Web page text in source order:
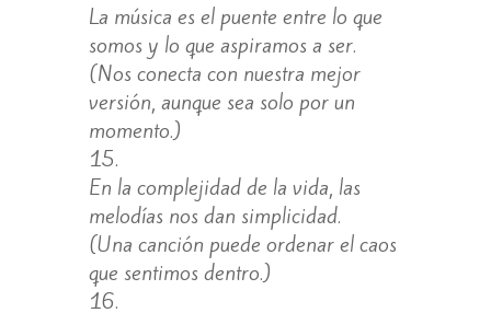
La música es el puente entre lo que
somos y lo que aspiramos a ser.
(Nos conecta con nuestra mejor
versión, aunque sea solo por un
momento.)
En la complejidad de la vida, las
melodías nos dan simplicidad.
(Una canción puede ordenar el caos
que sentimos dentro.)